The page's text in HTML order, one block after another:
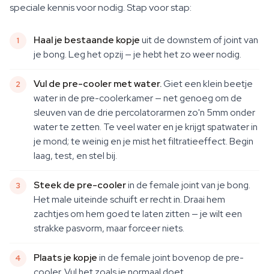
speciale kennis voor nodig. Stap voor stap:
Haal je bestaande kopjeuit de downstem of joint van
je bong. Leg het opzij — je hebt het zo weer nodig.
Vul de pre-cooler met water.Giet een klein beetje
water in de pre-coolerkamer — net genoeg om de
sleuven van de drie percolatorarmen zo'n 5mm onder
water te zetten. Te veel water en je krijgt spatwater in
je mond; te weinig en je mist het filtratieeffect. Begin
laag, test, en stel bij.
Steek de pre-coolerin de female joint van je bong.
Het male uiteinde schuift er recht in. Draai hem
zachtjes om hem goed te laten zitten — je wilt een
strakke pasvorm, maar forceer niets.
Plaats je kopjein de female joint bovenop de pre-